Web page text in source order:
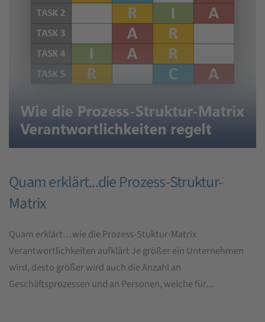
Quam erklärt...die Prozess-Struktur-
Matrix
Quam erklärt…wie die Prozess-Stuktur-Matrix
Verantwortlichkeiten aufklärt Je größer ein Unternehmen
wird, desto größer wird auch die Anzahl an
Geschäftsprozessen und an Personen, welche für...